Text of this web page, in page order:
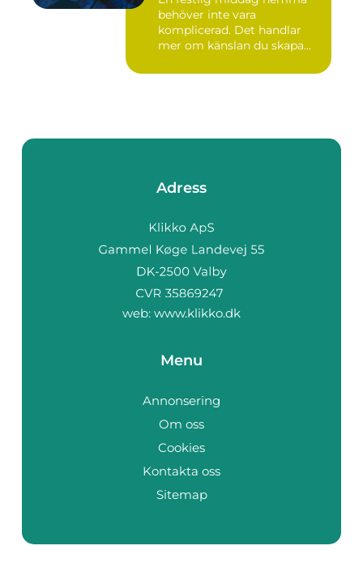
behöver inte vara
komplicerad. Det handlar
mer om känslan du skapa...
Adress
web: www.klikko.dk
Menu
Annonsering
Om oss
Cookies
Kontakta oss
Sitemap